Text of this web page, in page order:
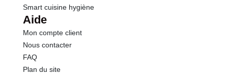
Smart cuisine hygiène
Aide
Mon compte client
Nous contacter
FAQ
Plan du site